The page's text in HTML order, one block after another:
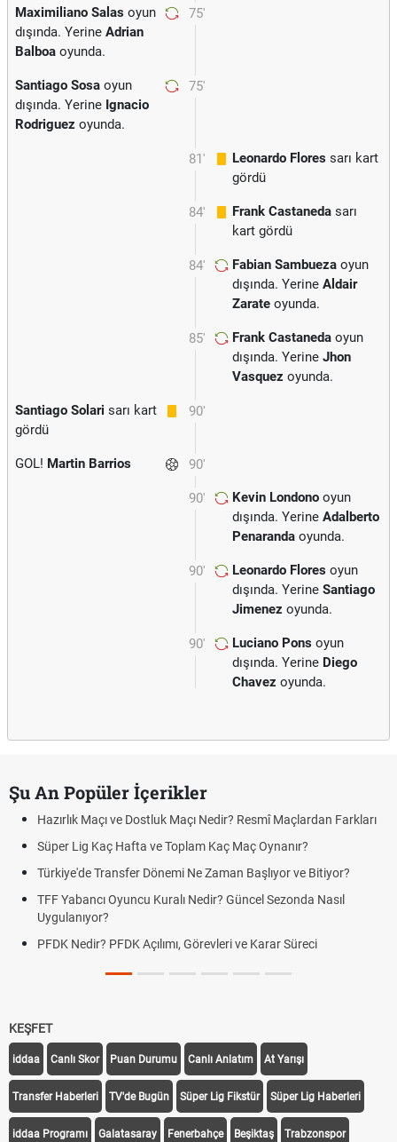
75'
Maximiliano Salas oyun
dışında. Yerine Adrian
Balboa oyunda.
75'
Santiago Sosa oyun
dışında. Yerine Ignacio
Rodriguez oyunda.
81' Leonardo Flores sarı kart
gördü
84' Frank Castaneda sarı
kart gördü
84' Fabian Sambueza oyun
dışında. Yerine Aldair
Zarate oyunda.
85' Frank Castaneda oyun
dışında. Yerine Jhon
Vasquez oyunda.
90'
Santiago Solari sarı kart
gördü
90'
GOL! Martin Barrios
90' Kevin Londono oyun
dışında. Yerine Adalberto
Penaranda oyunda.
90' Leonardo Flores oyun
dışında. Yerine Santiago
Jimenez oyunda.
90' Luciano Pons oyun
dışında. Yerine Diego
Chavez oyunda.
Şu An Popüler İçerikler
Hazırlık Maçı ve Dostluk Maçı Nedir? Resmî Maçlardan Farkları
Süper Lig Kaç Hafta ve Toplam Kaç Maç Oynanır?
Türkiye'de Transfer Dönemi Ne Zaman Başlıyor ve Bitiyor?
TFF Yabancı Oyuncu Kuralı Nedir? Güncel Sezonda Nasıl
Uygulanıyor?
PFDK Nedir? PFDK Açılımı, Görevleri ve Karar Süreci
KEŞFET
iddaa Canlı Skor Puan Durumu Canlı Anlatım At Yarışı
Transfer Haberleri TV'de Bugün Süper Lig Fikstür Süper Lig Haberleri
iddaa Programı Galatasaray Fenerbahçe Beşiktaş Trabzonspor